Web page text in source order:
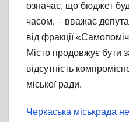
означає, що бюджет
часом, – вважає
від фракції
Місто продовжує бути
відсутність
міської ради.
Черкаська міськрада